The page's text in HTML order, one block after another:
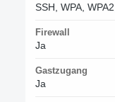
SSH, WPA,
Firewall
Ja
Gastzugang
Ja